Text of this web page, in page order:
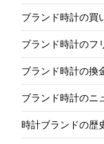
ブランド時計の買
ブランド時計のフ
ブランド時計の換
ブランド時計のニ
時計ブランドの歴